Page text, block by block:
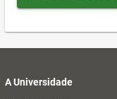
A Universidade